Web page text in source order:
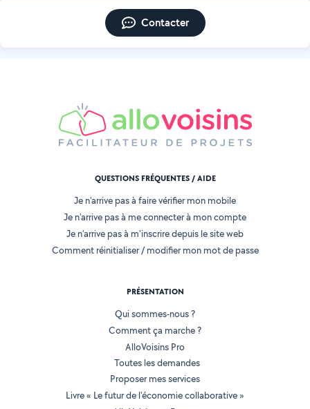
Contacter
QUESTIONS FRÉQUENTES / AIDE
Je n'arrive pas à faire vérifier mon mobile
Je n'arrive pas à me connecter à mon compte
Je n'arrive pas à m'inscrire depuis le site web
Comment réinitialiser / modifier mon mot de passe
PRÉSENTATION
Qui sommes-nous ?
Comment ça marche ?
AlloVoisins Pro
Toutes les demandes
Proposer mes services
Livre « Le futur de l'économie collaborative »